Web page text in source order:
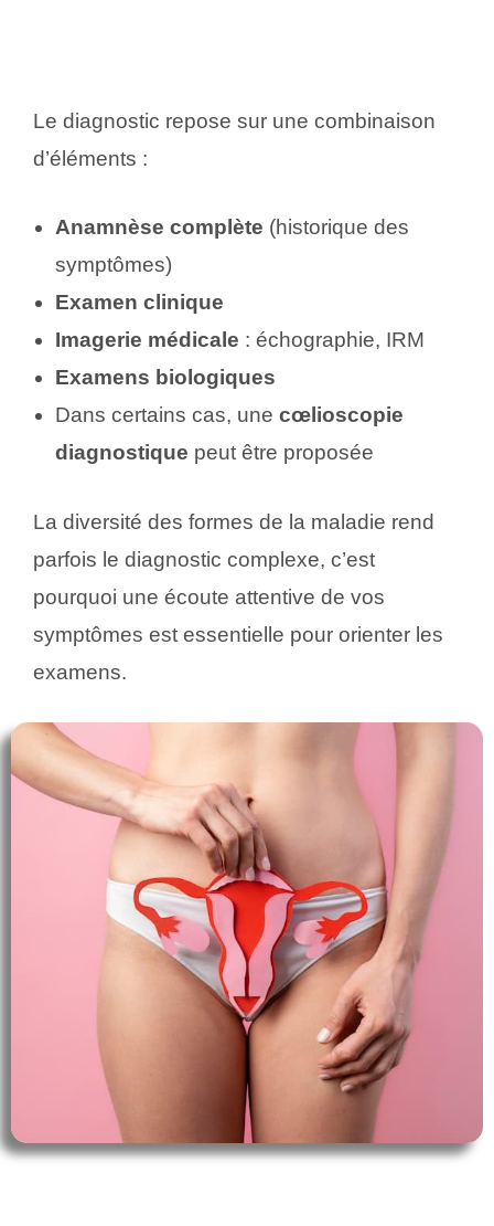
Le diagnostic repose sur une combinaison
d’éléments :
Anamnèse complète (historique des
symptômes)
Examen clinique
Imagerie médicale : échographie, IRM
Examens biologiques
Dans certains cas, une cœlioscopie
diagnostique peut être proposée
La diversité des formes de la maladie rend
parfois le diagnostic complexe, c’est
pourquoi une écoute attentive de vos
symptômes est essentielle pour orienter les
examens.